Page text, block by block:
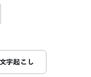
字起こし